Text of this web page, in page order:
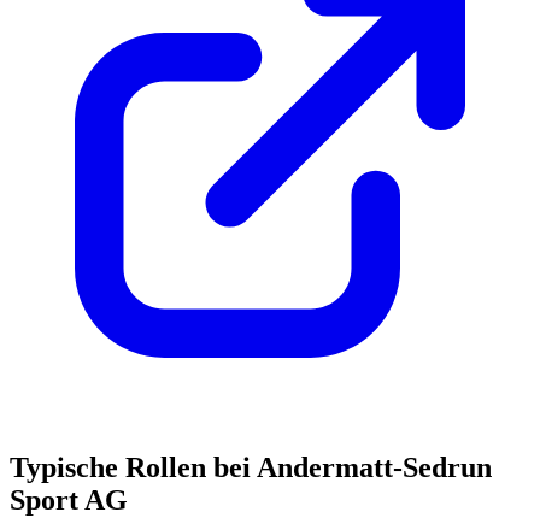
Typische Rollen bei Andermatt-Sedrun
Sport AG